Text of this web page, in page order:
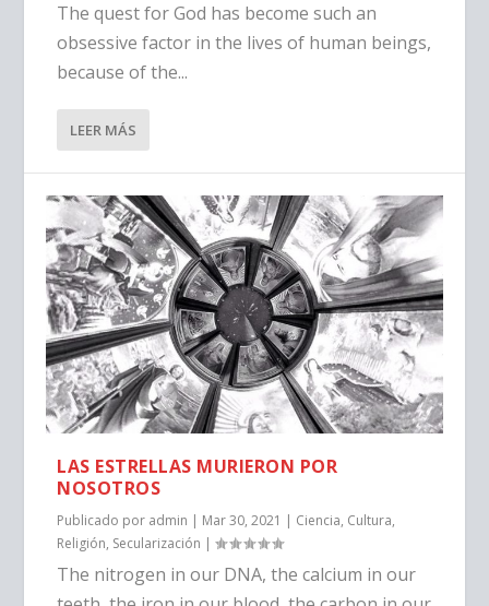
The quest for God has become such an
obsessive factor in the lives of human beings,
because of the...
LEER MÁS
LAS ESTRELLAS MURIERON POR
NOSOTROS
Publicado por admin | Mar 30, 2021 | Ciencia, Cultura,
Religión, Secularización |
The nitrogen in our DNA, the calcium in our